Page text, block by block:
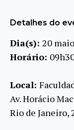
Detalhes do
Dia(s): 20
Horário:
Local:
Av. Horácio
Rio de Janeiro,